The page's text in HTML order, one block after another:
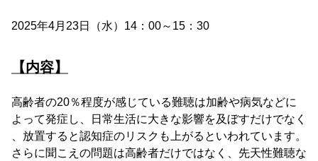
2025年4月23日（水）14：00～15：30
【内容】
高齢者の20％程度が感じている難聴は加齢や病気などに
よって発症し、日常生活に大きな影響を及ぼすだけでなく
、放置すると認知症のリスクも上がるといわれています。
さらに聞こえの問題は高齢者だけではなく、先天性難聴な